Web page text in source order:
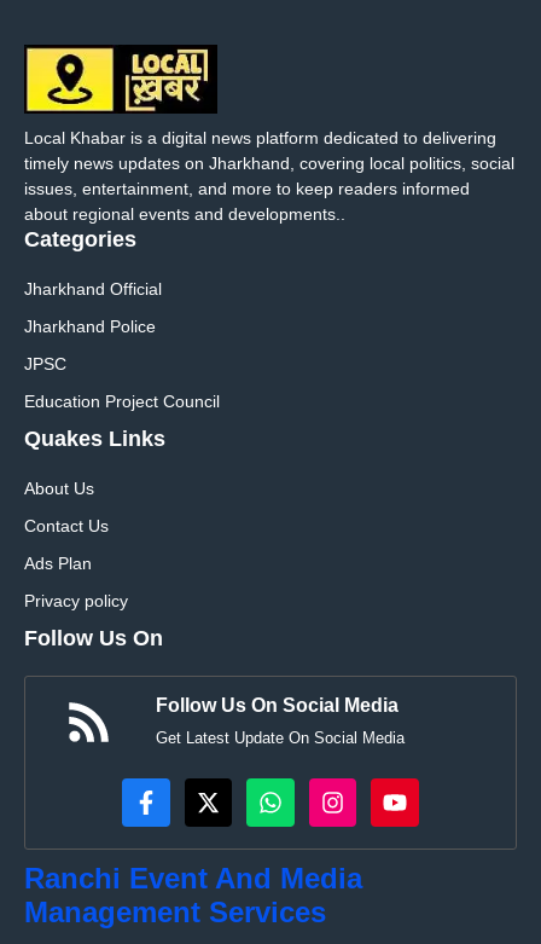
Local Khabar is a digital news platform dedicated to delivering
timely news updates on Jharkhand, covering local politics, social
issues, entertainment, and more to keep readers informed
about regional events and developments..
Categories
Jharkhand Official
Jharkhand Police
JPSC
Education Project Council
Quakes Links
About Us
Contact Us
Ads Plan
Privacy policy
Follow Us On
Follow Us On Social Media
Get Latest Update On Social Media
Ranchi Event And Media
Management Services